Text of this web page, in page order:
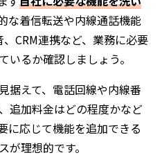
な着信転送や内線通話機能
CRM連携など、業務に必要
いるか確認しましょう。
据えて、電話回線や内線番
追加料金はどの程度かなど
に応じて機能を追加できる
理想的です。